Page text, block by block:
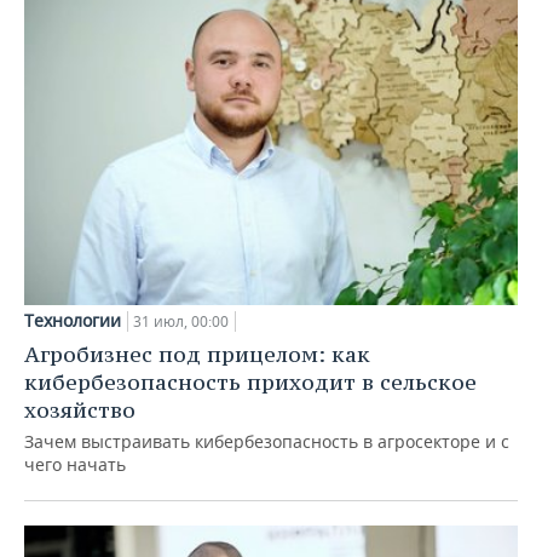
Технологии 31 июл, 00:00
Агробизнес под прицелом: как
кибербезопасность приходит в сельское
хозяйство
Зачем выстраивать кибербезопасность в агросекторе и с
чего начать